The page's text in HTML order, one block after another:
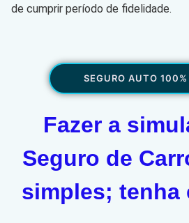
de cumprir período de fidelidade.
SEGURO AUTO
Fazer a
Seguro de
simples; tenha